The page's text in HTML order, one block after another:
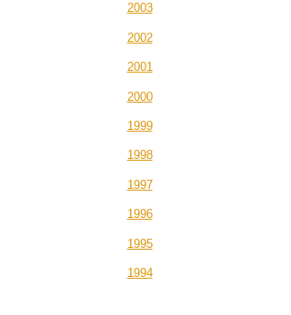
2003
2002
2001
2000
1999
1998
1997
1996
1995
1994